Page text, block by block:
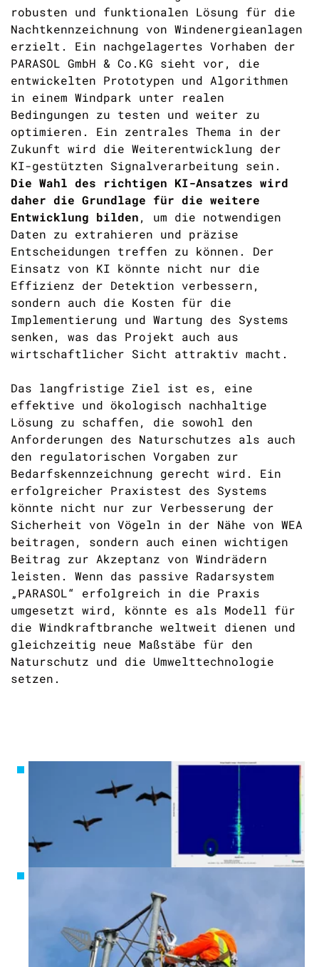
robusten und funktionalen Lösung für die
Nachtkennzeichnung von Windenergieanlagen
erzielt. Ein nachgelagertes Vorhaben der
PARASOL GmbH & Co.KG sieht vor, die
entwickelten Prototypen und Algorithmen
in einem Windpark unter realen
Bedingungen zu testen und weiter zu
optimieren. Ein zentrales Thema in der
Zukunft wird die Weiterentwicklung der
KI-gestützten Signalverarbeitung sein.
Die Wahl des richtigen KI-Ansatzes wird
daher die Grundlage für die weitere
Entwicklung bilden, um die notwendigen
Daten zu extrahieren und präzise
Entscheidungen treffen zu können. Der
Einsatz von KI könnte nicht nur die
Effizienz der Detektion verbessern,
sondern auch die Kosten für die
Implementierung und Wartung des Systems
senken, was das Projekt auch aus
wirtschaftlicher Sicht attraktiv macht.
Das langfristige Ziel ist es, eine
effektive und ökologisch nachhaltige
Lösung zu schaffen, die sowohl den
Anforderungen des Naturschutzes als auch
den regulatorischen Vorgaben zur
Bedarfskennzeichnung gerecht wird. Ein
erfolgreicher Praxistest des Systems
könnte nicht nur zur Verbesserung der
Sicherheit von Vögeln in der Nähe von WEA
beitragen, sondern auch einen wichtigen
Beitrag zur Akzeptanz von Windrädern
leisten. Wenn das passive Radarsystem
„PARASOL“ erfolgreich in die Praxis
umgesetzt wird, könnte es als Modell für
die Windkraftbranche weltweit dienen und
gleichzeitig neue Maßstäbe für den
Naturschutz und die Umwelttechnologie
setzen.